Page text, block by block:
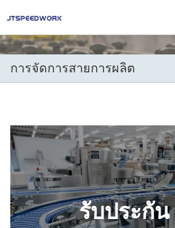
+86 -18681515767
การจัดการสายการผลิต
รับประกัน